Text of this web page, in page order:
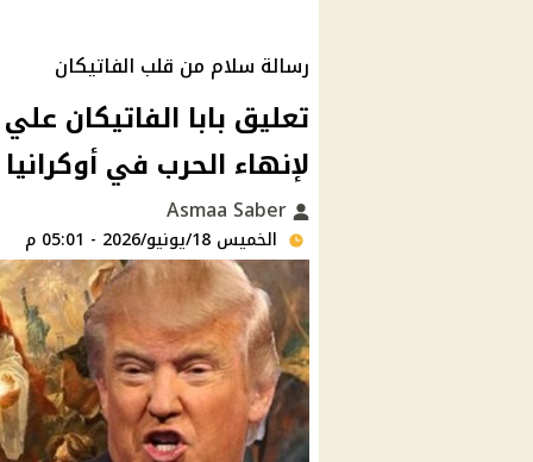
رسالة سلام من قلب الفاتيكان
تعليق بابا الفاتيكان
لإنهاء الحرب في
الخميس 18/يونيو/2026 - 05:01 م